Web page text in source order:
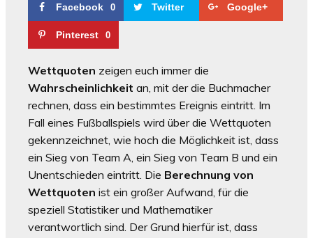
Facebook 0 Twitter Google+
Pinterest 0
Wettquoten zeigen euch immer die
Wahrscheinlichkeit an, mit der die Buchmacher
rechnen, dass ein bestimmtes Ereignis eintritt. Im
Fall eines Fußballspiels wird über die Wettquoten
gekennzeichnet, wie hoch die Möglichkeit ist, dass
ein Sieg von Team A, ein Sieg von Team B und ein
Unentschieden eintritt. Die Berechnung von
Wettquoten ist ein großer Aufwand, für die
speziell Statistiker und Mathematiker
verantwortlich sind. Der Grund hierfür ist, dass